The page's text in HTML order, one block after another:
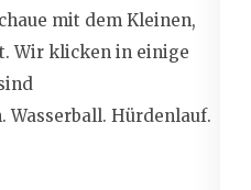
mit dem Kleinen,
Wir klicken in einige
Hürdenlauf.